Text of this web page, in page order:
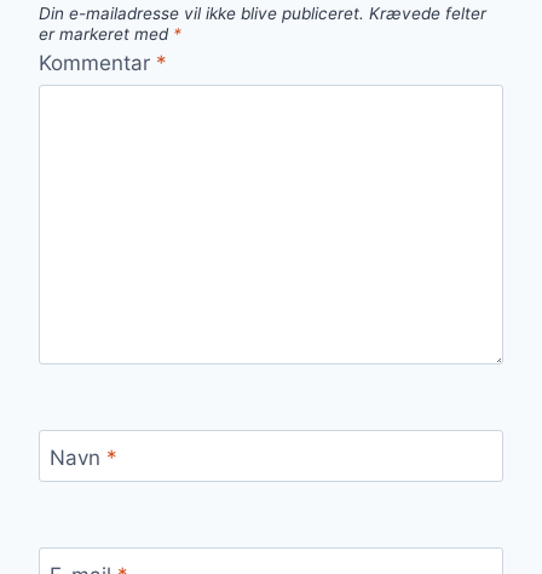
Din e-mailadresse vil ikke blive publiceret. Krævede felter
er markeret med *
Kommentar *
Navn *